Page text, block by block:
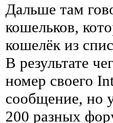
Дальше там
кошельков,
кошелёк из
В результате
номер своего
сообщение,
200 разных